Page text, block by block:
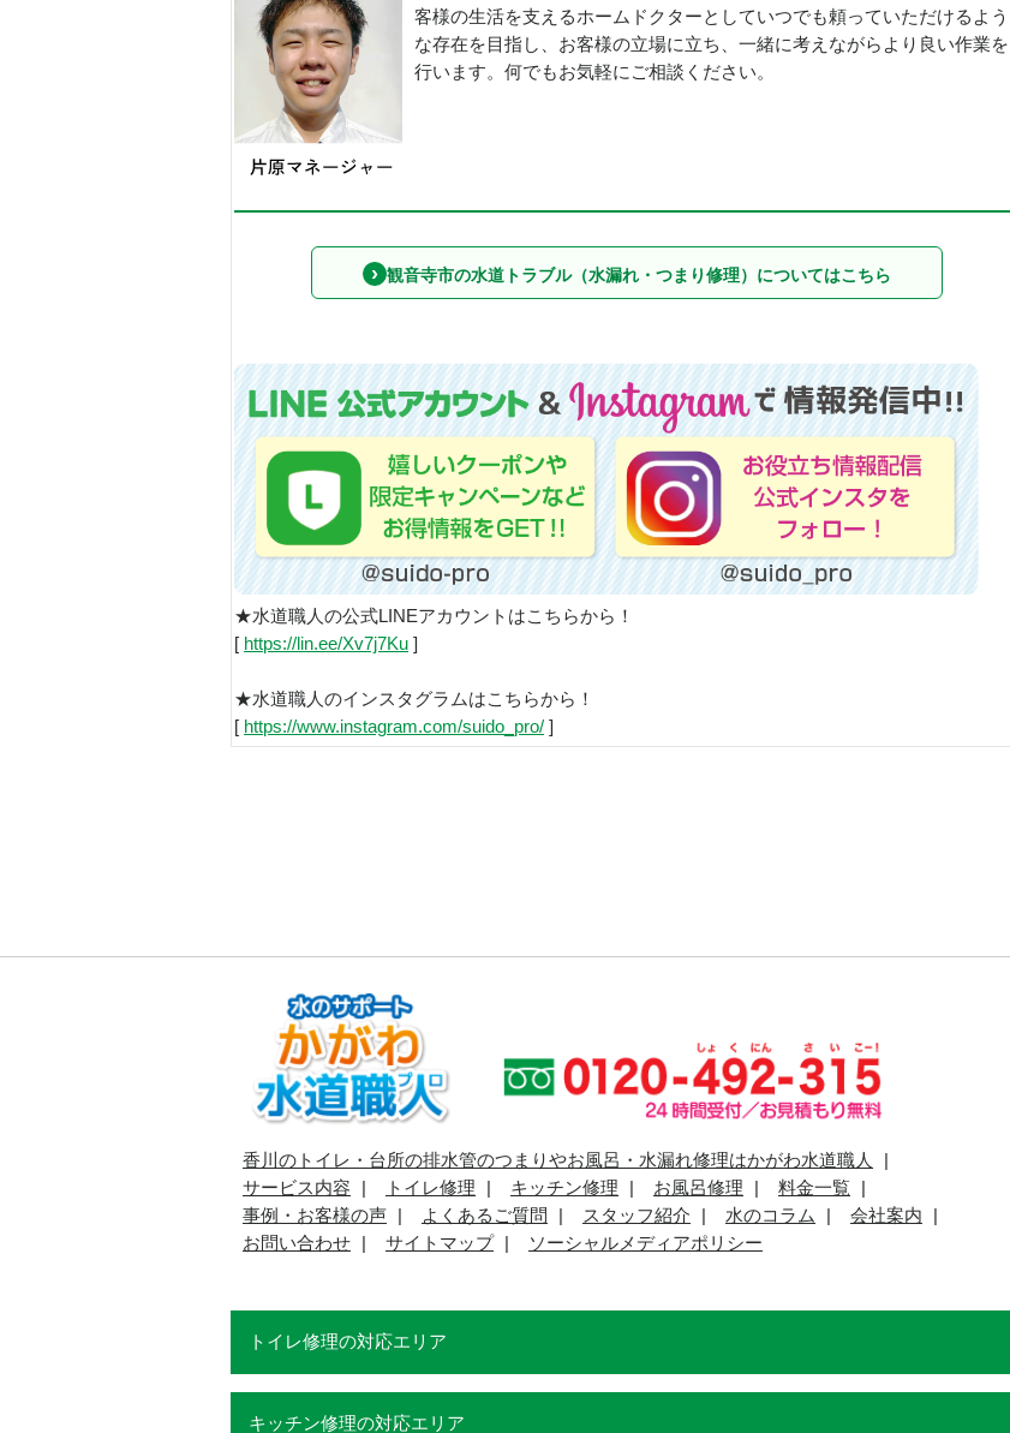
客様の生活を支えるホームドクターとしていつでも頼っていただけるよう
な存在を目指し、お客様の立場に立ち、一緒に考えながらより良い作業を
行います。何でもお気軽にご相談ください。
観音寺市の水道トラブル（水漏れ・つまり修理）についてはこちら
★水道職人の公式LINEアカウントはこちらから！
[ https://lin.ee/Xv7j7Ku ]
★水道職人のインスタグラムはこちらから！
[ https://www.instagram.com/suido_pro/ ]
香川のトイレ・台所の排水管のつまりやお風呂・水漏れ修理はかがわ水道職人
サービス内容
トイレ修理 キッチン修理 お風呂修理
料金一覧
事例・お客様の声
よくあるご質問 スタッフ紹介 水のコラム
会社案内
お問い合わせ
サイトマップ ソーシャルメディアポリシー
トイレ修理の対応エリア
キッチン修理の対応エリア